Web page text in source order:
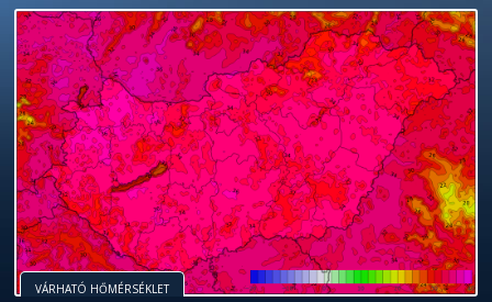
VÁRHATÓ HŐMÉRSÉKLET